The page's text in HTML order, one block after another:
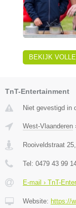
BEKIJK
TnT-Entertainment
Niet gevestigd in
West-Vlaanderen
Rooiveldstraat 25
Tel: 0479 43 99
E-mail › TnT-
Website: https://